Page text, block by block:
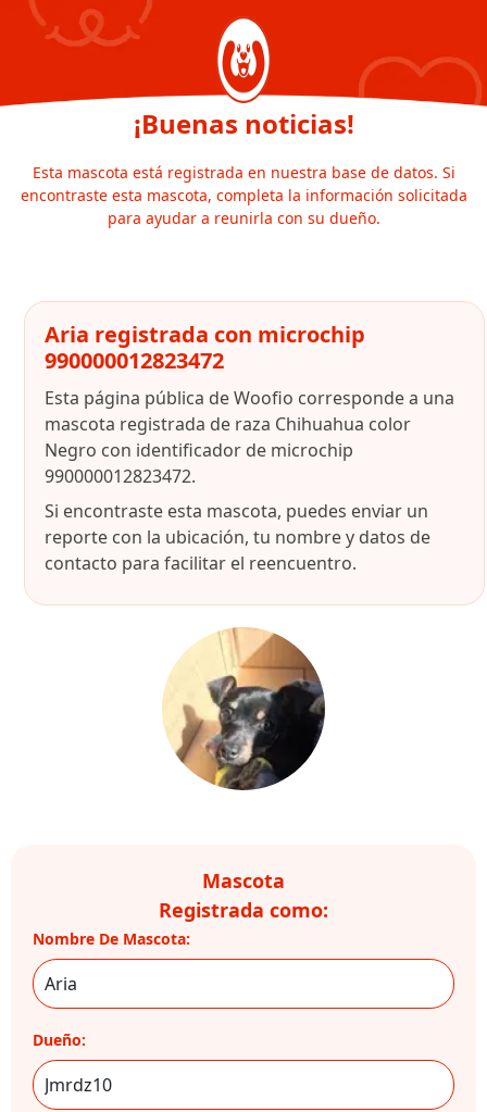
¡Buenas noticias!
Esta mascota está registrada en nuestra base de datos. Si
encontraste esta mascota, completa la información solicitada
para ayudar a reunirla con su dueño.
Aria registrada con microchip
990000012823472
Esta página pública de Woofio corresponde a una
mascota registrada de raza Chihuahua color
Negro con identificador de microchip
990000012823472.
Si encontraste esta mascota, puedes enviar un
reporte con la ubicación, tu nombre y datos de
contacto para facilitar el reencuentro.
Mascota
Registrada como:
Nombre De Mascota:
Dueño: